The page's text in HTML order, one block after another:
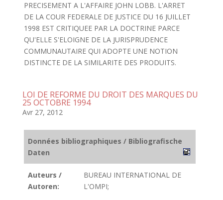
PRECISEMENT A L'AFFAIRE JOHN LOBB. L'ARRET
DE LA COUR FEDERALE DE JUSTICE DU 16 JUILLET
1998 EST CRITIQUEE PAR LA DOCTRINE PARCE
QU'ELLE S'ELOIGNE DE LA JURISPRUDENCE
COMMUNAUTAIRE QUI ADOPTE UNE NOTION
DISTINCTE DE LA SIMILARITE DES PRODUITS.
LOI DE REFORME DU DROIT DES MARQUES DU
25 OCTOBRE 1994
Avr 27, 2012
Données bibliographiques / Bibliografische
Daten
Auteurs /
Autoren:
BUREAU INTERNATIONAL DE
L'OMPI;